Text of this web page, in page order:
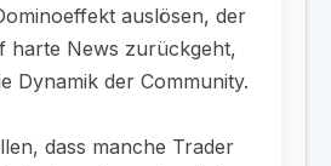
auslösen, der
harte News zurückgeht,
Dynamik der Community.
dass manche Trader